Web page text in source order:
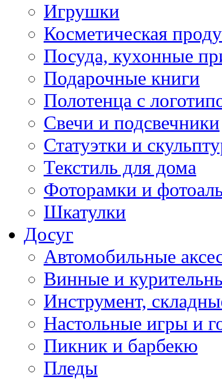
Игрушки
Косметическая
Посуда, кухонные
Подарочные книги
Полотенца с
Свечи и подсвечники
Статуэтки и
Текстиль для дома
Фоторамки и
Шкатулки
Досуг
Автомобильные
Винные и
Инструмент,
Настольные игры и
Пикник и барбекю
Пледы